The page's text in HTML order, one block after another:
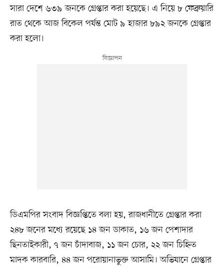
সারা দেশে ৬৩৯ জনকে গ্রেপ্তার করা হয়েছে। এ নিয়ে ৮ ফেব্রুয়ারি
রাত থেকে আজ বিকেল পর্যন্ত মোট ৯ হাজার ৮৯২ জনকে গ্রেপ্তার
করা হলো।
ডিএমপির সংবাদ বিজ্ঞপ্তিতে বলা হয়, রাজধানীতে গ্রেপ্তার করা
২৪৮ জনের মধ্যে রয়েছে ১৪ জন ডাকাত, ১৬ জন পেশাদার
ছিনতাইকারী, ৭ জন চাঁদাবাজ, ১১ জন চোর, ২২ জন চিহ্নিত
মাদক কারবারি, ৪৪ জন পরোয়ানাভুক্ত আসামি। অভিযানে গ্রেপ্তার